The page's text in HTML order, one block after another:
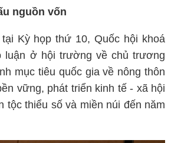
nguồn vốn
Kỳ họp thứ 10, Quốc hội khoá
luận ở hội trường về chủ trương
mục tiêu quốc gia về nông thôn
vững, phát triển kinh tế - xã hội
tộc thiểu số và miền núi đến năm